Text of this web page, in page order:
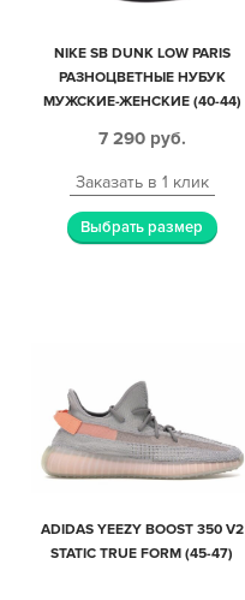
NIKE SB DUNK LOW PARIS
РАЗНОЦВЕТНЫЕ НУБУК
МУЖСКИЕ-ЖЕНСКИЕ (40-44)
7 290 руб.
Заказать в 1 клик
Выбрать размер
ADIDAS YEEZY BOOST 350 V2
STATIC TRUE FORM (45-47)